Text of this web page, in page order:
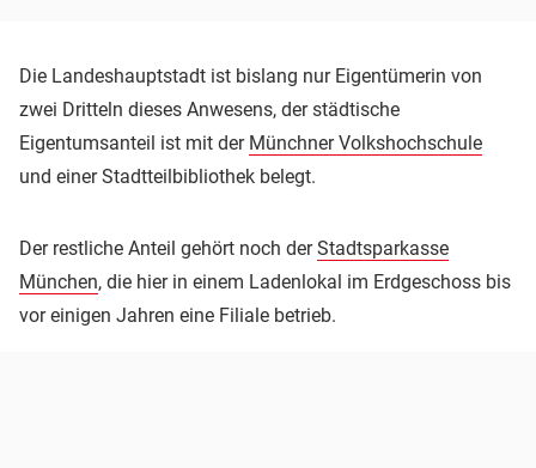
Die Landeshauptstadt ist bislang nur Eigentümerin von
zwei Dritteln dieses Anwesens, der städtische
Eigentumsanteil ist mit der Münchner Volkshochschule
und einer Stadtteilbibliothek belegt.
Der restliche Anteil gehört noch derStadtsparkasse
München, die hier in einem Ladenlokal im Erdgeschoss bis
vor einigen Jahren eine Filiale betrieb.